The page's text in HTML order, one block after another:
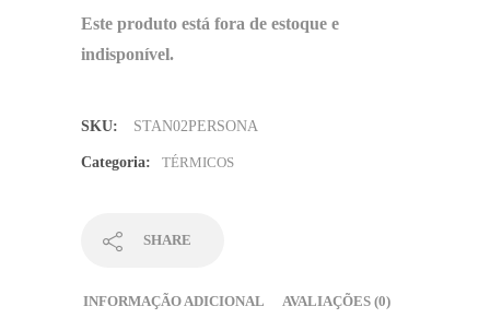
Este produto está fora de estoque e
indisponível.
SKU: STAN02PERSONA
Categoria: TÉRMICOS
SHARE
INFORMAÇÃO ADICIONAL AVALIAÇÕES (0)